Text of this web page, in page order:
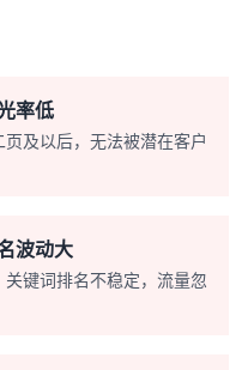
率低
及以后，无法被潜在客户
波动大
键词排名不稳定，流量忽